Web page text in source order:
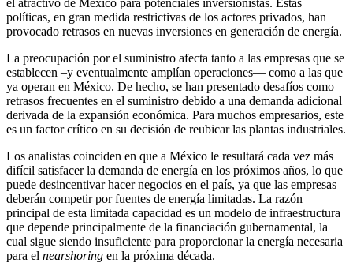
políticas, en gran medida restrictivas de los actores privados, han
provocado retrasos en nuevas inversiones en generación de energía.
La preocupación por el suministro afecta tanto a las empresas que se
establecen –y eventualmente amplían operaciones— como a las que
ya operan en México. De hecho, se han presentado desafíos como
retrasos frecuentes en el suministro debido a una demanda adicional
derivada de la expansión económica. Para muchos empresarios, este
es un factor crítico en su decisión de reubicar las plantas industriales.
Los analistas coinciden en que a México le resultará cada vez más
difícil satisfacer la demanda de energía en los próximos años, lo que
puede desincentivar hacer negocios en el país, ya que las empresas
deberán competir por fuentes de energía limitadas. La razón
principal de esta limitada capacidad es un modelo de infraestructura
que depende principalmente de la financiación gubernamental, la
cual sigue siendo insuficiente para proporcionar la energía necesaria
para el nearshoring en la próxima década.